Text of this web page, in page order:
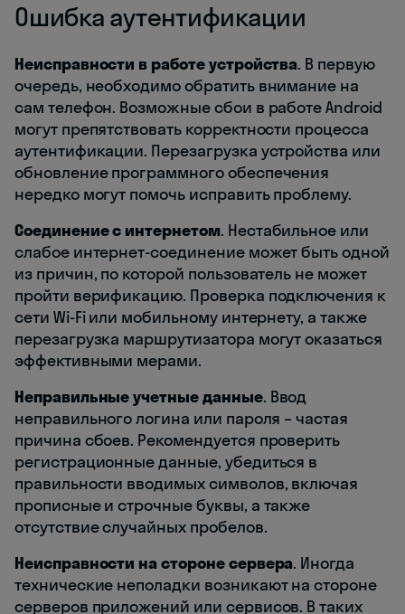
Ошибка аутентификации
Неисправности в работе устройства. В первую
очередь, необходимо обратить внимание на
сам телефон. Возможные сбои в работе Android
могут препятствовать корректности процесса
аутентификации. Перезагрузка устройства или
обновление программного обеспечения
нередко могут помочь исправить проблему.
Соединение с интернетом. Нестабильное или
слабое интернет-соединение может быть одной
из причин, по которой пользователь не может
пройти верификацию. Проверка подключения к
сети Wi-Fi или мобильному интернету, а также
перезагрузка маршрутизатора могут оказаться
эффективными мерами.
Неправильные учетные данные. Ввод
неправильного логина или пароля – частая
причина сбоев. Рекомендуется проверить
регистрационные данные, убедиться в
правильности вводимых символов, включая
прописные и строчные буквы, а также
отсутствие случайных пробелов.
Неисправности на стороне сервера. Иногда
технические неполадки возникают на стороне
серверов приложений или сервисов. В таких